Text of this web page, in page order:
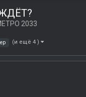
ЖДЁТ?
2033
(и ещё 4 )